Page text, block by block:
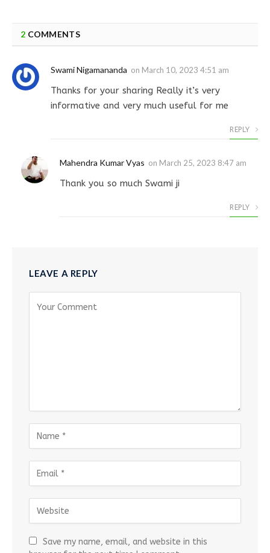
2 COMMENTS
Swami Nigamananda on March 10, 2023 4:51 am
Thanks for your sharing Really it’s very
informative and very much useful for me
REPLY
Mahendra Kumar Vyas on March 25, 2023 8:47 am
Thank you so much Swami ji
REPLY
LEAVE A REPLY
Save my name, email, and website in this